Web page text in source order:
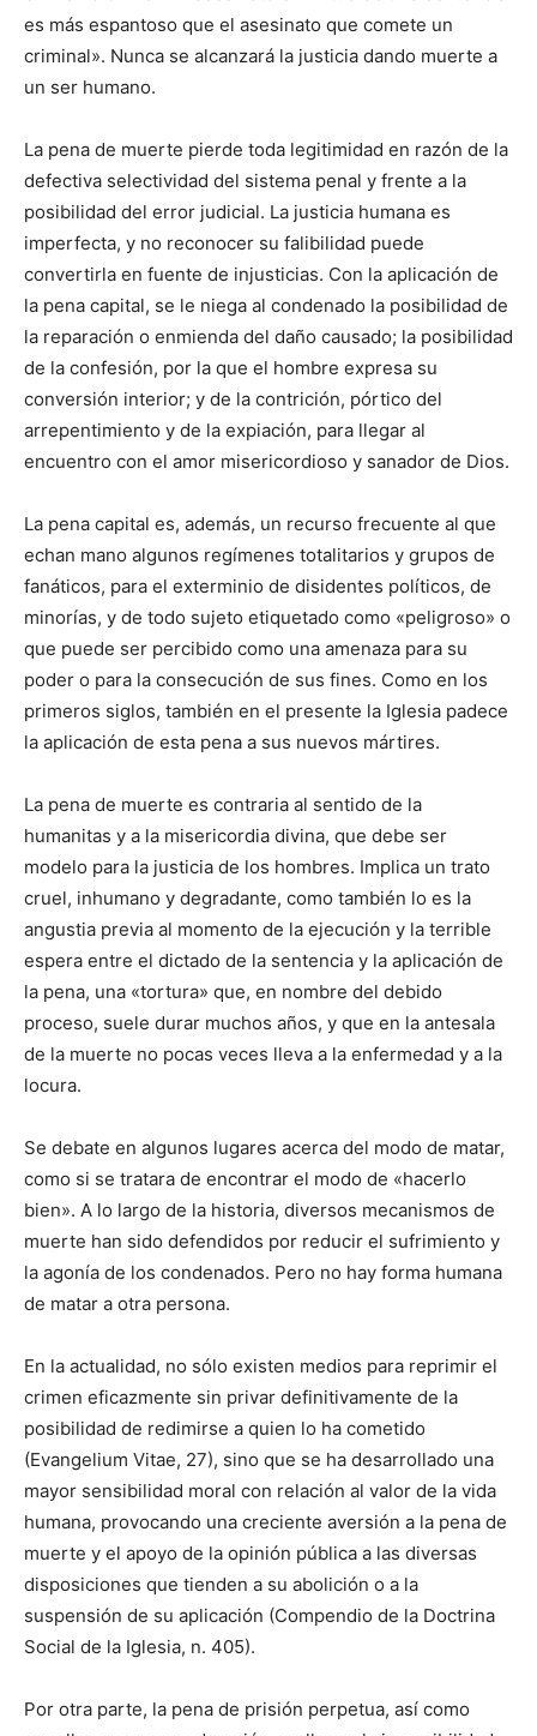
es más espantoso que el asesinato que comete un
criminal». Nunca se alcanzará la justicia dando muerte a
un ser humano.
La pena de muerte pierde toda legitimidad en razón de la
defectiva selectividad del sistema penal y frente a la
posibilidad del error judicial. La justicia humana es
imperfecta, y no reconocer su falibilidad puede
convertirla en fuente de injusticias. Con la aplicación de
la pena capital, se le niega al condenado la posibilidad de
la reparación o enmienda del daño causado; la posibilidad
de la confesión, por la que el hombre expresa su
conversión interior; y de la contrición, pórtico del
arrepentimiento y de la expiación, para llegar al
encuentro con el amor misericordioso y sanador de Dios.
La pena capital es, además, un recurso frecuente al que
echan mano algunos regímenes totalitarios y grupos de
fanáticos, para el exterminio de disidentes políticos, de
minorías, y de todo sujeto etiquetado como «peligroso» o
que puede ser percibido como una amenaza para su
poder o para la consecución de sus fines. Como en los
primeros siglos, también en el presente la Iglesia padece
la aplicación de esta pena a sus nuevos mártires.
La pena de muerte es contraria al sentido de la
humanitas y a la misericordia divina, que debe ser
modelo para la justicia de los hombres. Implica un trato
cruel, inhumano y degradante, como también lo es la
angustia previa al momento de la ejecución y la terrible
espera entre el dictado de la sentencia y la aplicación de
la pena, una «tortura» que, en nombre del debido
proceso, suele durar muchos años, y que en la antesala
de la muerte no pocas veces lleva a la enfermedad y a la
locura.
Se debate en algunos lugares acerca del modo de matar,
como si se tratara de encontrar el modo de «hacerlo
bien». A lo largo de la historia, diversos mecanismos de
muerte han sido defendidos por reducir el sufrimiento y
la agonía de los condenados. Pero no hay forma humana
de matar a otra persona.
En la actualidad, no sólo existen medios para reprimir el
crimen eficazmente sin privar definitivamente de la
posibilidad de redimirse a quien lo ha cometido
(Evangelium Vitae, 27), sino que se ha desarrollado una
mayor sensibilidad moral con relación al valor de la vida
humana, provocando una creciente aversión a la pena de
muerte y el apoyo de la opinión pública a las diversas
disposiciones que tienden a su abolición o a la
suspensión de su aplicación (Compendio de la Doctrina
Social de la Iglesia, n. 405).
Por otra parte, la pena de prisión perpetua, así como